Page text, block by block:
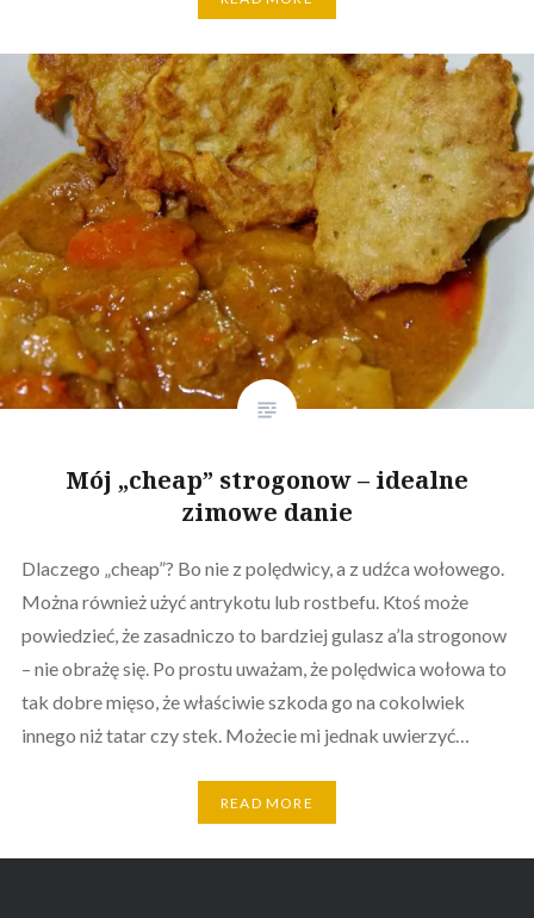
Mój „cheap” strogonow – idealne
zimowe danie
Dlaczego „cheap”? Bo nie z polędwicy, a z udźca wołowego.
Można również użyć antrykotu lub rostbefu. Ktoś może
powiedzieć, że zasadniczo to bardziej gulasz a’la strogonow
– nie obrażę się. Po prostu uważam, że polędwica wołowa to
tak dobre mięso, że właściwie szkoda go na cokolwiek
innego niż tatar czy stek. Możecie mi jednak uwierzyć…
READ MORE